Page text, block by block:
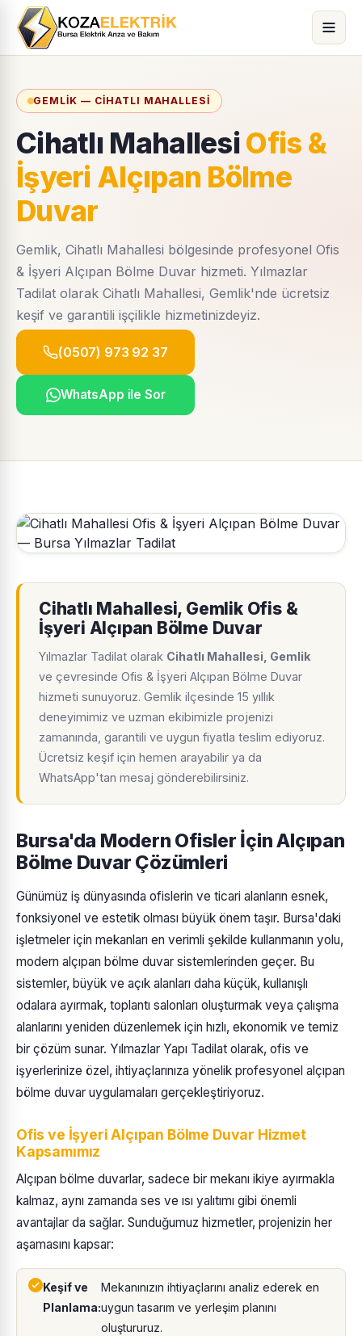
GEMLIK — CIHATLI MAHALLESI
Cihatlı Mahallesi Ofis &
İşyeri Alçıpan Bölme
Duvar
Gemlik, Cihatlı Mahallesi bölgesinde profesyonel Ofis
& İşyeri Alçıpan Bölme Duvar hizmeti. Yılmazlar
Tadilat olarak Cihatlı Mahallesi, Gemlik'nde ücretsiz
keşif ve garantili işçilikle hizmetinizdeyiz.
(0507) 973 92 37
WhatsApp ile Sor
Cihatlı Mahallesi, Gemlik Ofis &
İşyeri Alçıpan Bölme Duvar
Yılmazlar Tadilat olarak Cihatlı Mahallesi, Gemlik
ve çevresinde Ofis & İşyeri Alçıpan Bölme Duvar
hizmeti sunuyoruz. Gemlik ilçesinde 15 yıllık
deneyimimiz ve uzman ekibimizle projenizi
zamanında, garantili ve uygun fiyatla teslim ediyoruz.
Ücretsiz keşif için hemen arayabilir ya da
WhatsApp'tan mesaj gönderebilirsiniz.
Bursa'da Modern Ofisler İçin Alçıpan
Bölme Duvar Çözümleri
Günümüz iş dünyasında ofislerin ve ticari alanların esnek,
fonksiyonel ve estetik olması büyük önem taşır. Bursa'daki
işletmeler için mekanları en verimli şekilde kullanmanın yolu,
modern alçıpan bölme duvar sistemlerinden geçer. Bu
sistemler, büyük ve açık alanları daha küçük, kullanışlı
odalara ayırmak, toplantı salonları oluşturmak veya çalışma
alanlarını yeniden düzenlemek için hızlı, ekonomik ve temiz
bir çözüm sunar. Yılmazlar Yapı Tadilat olarak, ofis ve
işyerlerinize özel, ihtiyaçlarınıza yönelik profesyonel alçıpan
bölme duvar uygulamaları gerçekleştiriyoruz.
Ofis ve İşyeri Alçıpan Bölme Duvar Hizmet
Kapsamımız
Alçıpan bölme duvarlar, sadece bir mekanı ikiye ayırmakla
kalmaz, aynı zamanda ses ve ısı yalıtımı gibi önemli
avantajlar da sağlar. Sunduğumuz hizmetler, projenizin her
aşamasını kapsar:
Keşif ve
Planlama:
Mekanınızın ihtiyaçlarını analiz ederek en
uygun tasarım ve yerleşim planını
oluştururuz.